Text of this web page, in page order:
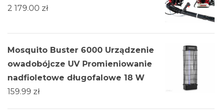
2 179.00 zł
Mosquito Buster 6000 Urządzenie
owadobójcze UV Promieniowanie
nadfioletowe długofalowe 18 W
159.99 zł